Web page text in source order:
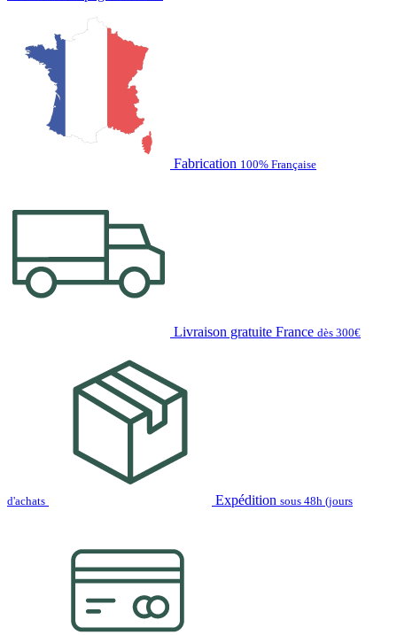
Fabrication 100% Française
Livraison gratuite France dès 300€
d'achats Expédition sous 48h (jours